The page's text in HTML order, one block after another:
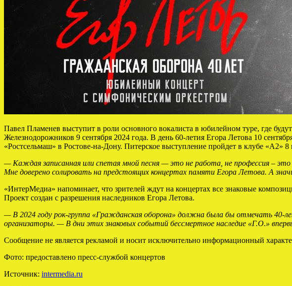
Павел Пламенев выступит в роли основного вокалиста в юбилейном туре, где
Железнодорожников 9 сентября 2024 года. В день 60-летия Егора Летова 10
«Ростсельмаш» в Ростове-на-Дону. Питерское выступление пройдет в клубе «А2»
— Каждая записанная или спетая мной песня — это не работа, не профессия –
Мне доверено солировать на предстоящих концертах памяти Егора Летова. А
«ИнтерМедиа» напоминает, что зрителей ждут на концертах все знаковые
Проект создан с разрешения наследников Егора Летова.
— В 2024 году рок-группа «Гражданская оборона» должна была бы отмечать 40-
организаторы. — В дни этих знаковых событий бессмертное наследие «Г.О.»
Сообщение не является рекламой и носит исключительно информационный
Фото: предоставлено пресс-службой концертов
Источник: intermedia.ru